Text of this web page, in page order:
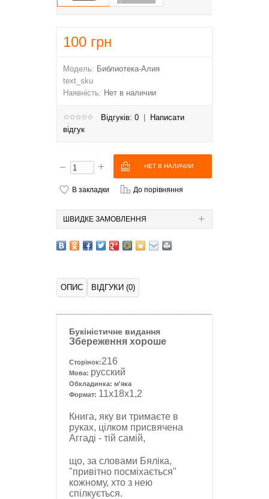
100 грн
Модель: Библиотека-Алия
text_sku
Наявність: Нет в наличии
Відгуків: 0
Написати
відгук
В закладки До порівняння
ШВИДКЕ ЗАМОВЛЕННЯ
ОПИС ВІДГУКИ (0)
Букіністичне видання
Збереження хороше
Сторінок:216
Мова: русский
Обкладинка: м'яка
Формат: 11x18х1,2
Книга, яку ви тримаєте в
руках, цілком присвячена
Аггаді - тій самій,
що, за словами Бяліка,
"привітно посміхається"
кожному, хто з нею
спілкується.